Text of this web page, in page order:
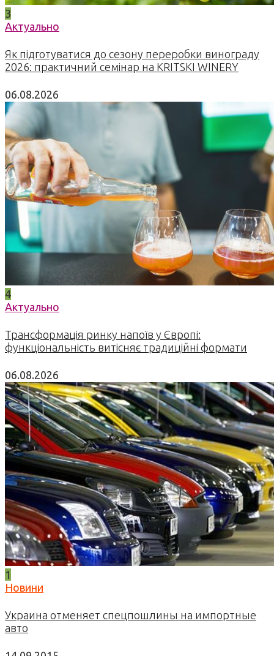
3
Актуально
Як підготуватися до сезону переробки винограду
2026: практичний семінар на KRITSKI WINERY
06.08.2026
4
Актуально
Трансформація ринку напоїв у Європі:
функціональність витісняє традиційні формати
06.08.2026
1
Новини
Украина отменяет спецпошлины на импортные
авто